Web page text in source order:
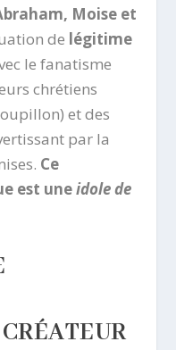
Moise et
de légitime
le fanatisme
chrétiens
et des
par la
Ce
est uneidole de